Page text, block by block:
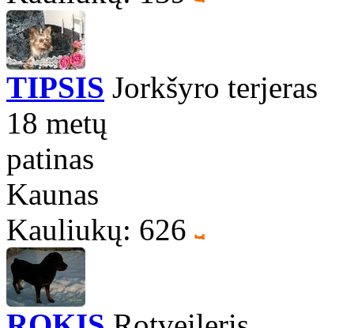
TIPSIS Jorkšyro terjeras
18 metų
patinas
Kaunas
Kauliukų: 626